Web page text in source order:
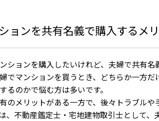
ョンを共有名義で購入するメ
ンションを購入したいけれど、夫婦で共有
でマンションを買うとき、どちらか一方
るのかで悩む方は多いです。
のメリットがある一方で、後々トラブル
、不動産鑑定士・宅地建物取引士として